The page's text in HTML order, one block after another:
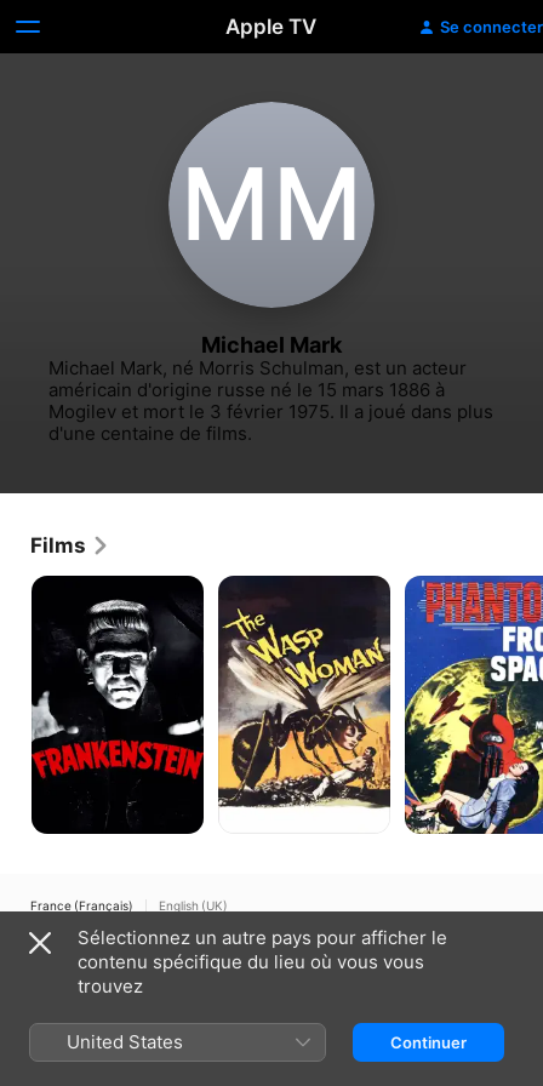
Apple TV Se connecter
M‌M
Michael Mark
Michael Mark, né Morris Schulman, est un acteur
américain d'origine russe né le 15 mars 1886 à
Mogilev et mort le 3 février 1975. Il a joué dans plus
d'une centaine de films.
Films
Frankenstein
The
Wasp
Woman
Le
fantôme
de
l'espace
France (Français) English (UK)
Copyright © 2026
Tous droits réservés.
Politique en matière de cookies
Sélectionnez un autre pays pour afficher le
contenu spécifique du lieu où vous vous
trouvez
United States Continuer